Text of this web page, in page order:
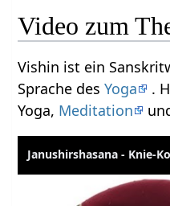
Video zum
Vishin ist ein
Sprache desYoga
.
Yoga, Meditation
Janushirshasana - Knie-